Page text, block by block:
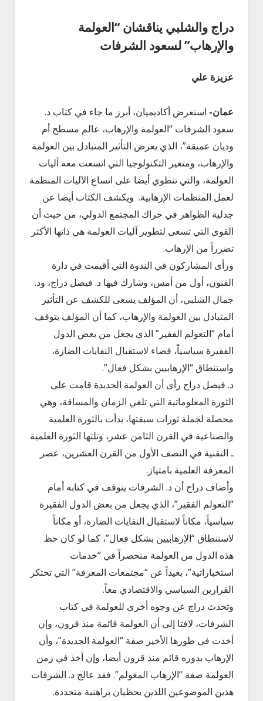
دراج والشلبي يناقشان “العولمة
والإرهاب” لسعود الشرفات
عزيزة علي
عمان- استعرض أكاديميان، أبرز ما جاء في كتاب د.
سعود الشرفات “العولمة والإرهاب، عالم مسطح أم
وديان عميقة”، الذي يعرض التأثير المتبادل بين العولمة
والإرهاب، ومتغير التكنولوجيا التي اتسعت معه آليات
العولمة، والتي تنطوي أيضا على اتساع الآليات المنظمة
لعمل المنظمات الإرهابية. ويكشف الكتاب أيضا عن
جدلية الظواهر في حراك المجتمع الدولي، من حيث أن
القوى التي تسعى لتطوير آليات العولمة هي ذاتها الأكثر
تضرراً من الإرهاب.
ورأى المشاركون في الندوة التي أقيمت في دارة
الفنون، أول من أمس، وشارك فيها د. فيصل دراج، ود.
جمال الشلبي، أن المؤلف يسعى للكشف عن التأثير
المتبادل بين العولمة والإرهاب، كما أن المؤلف يتوقف
أمام “التعولم الفقير” الذي يجعل من بعض الدول
الفقيرة سياسياً، فضاء لاستقبال النفايات الضارة،
واستنطاق “الإرهابيين بشكل فعال”.
د. فيصل دراج رأى أن العولمة الجديدة قامت على
الثورة المعلوماتية التي تلغي الزمان والمسافة، وهي
محصلة لجملة ثورات سبقتها، بدأت بالثورة العلمية
والصناعية في القرن الثامن عشر، وتلتها الثورة العلمية
ـ التقنية في النصف الأول من القرن العشرين، عصر
المعرفة العلمية بامتياز.
وأضاف دراج أن د. الشرفات يتوقف في كتابه أمام
“التعولم الفقير”، الذي يجعل من بعض الدول الفقيرة
سياسياً، مكاناً لاستقبال النفايات الضارة، أو مكاناً
لاستنطاق “الإرهابيين بشكل فعال”، كما لو كان حظ
هذه الدول من العولمة منحصراً في “خدمات
استخباراتية”، بعيداً عن “مجتمعات المعرفة” التي تحتكر
القرارين السياسي والاقتصادي معاً.
وتحدث دراج عن وجوه أخرى للعولمة في كتاب
الشرفات، لافتا إلى أن العولمة قائمة منذ قرون، وإن
أخذت في طورها الأخير صفة “العولمة الجديدة”، وأن
الإرهاب بدوره قائم منذ قرون أيضا، وإن أخذ في زمن
العولمة صفة “الإرهاب المعَولم”. فقد عالج د. الشرفات
هذين الموضوعين اللذين يحظيان براهنية متجددة.